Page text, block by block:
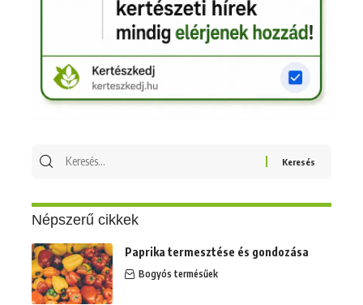
Keresés
Népszerű cikkek
Paprika termesztése és gondozása
Bogyós termésűek